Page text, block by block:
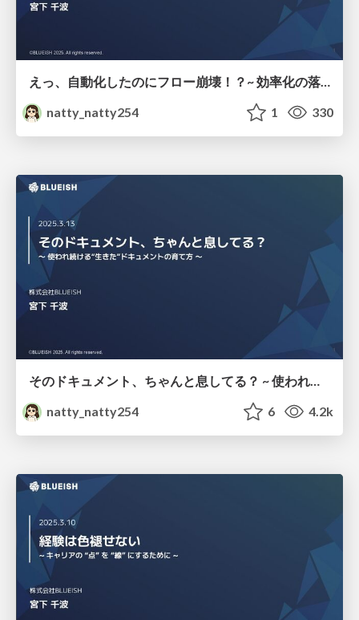
えっ、自動化したのにフロー崩壊！？~ 効率化の落とし穴！ 本当に必要だったのは◯◯だった ~
natty_natty254
1 330
natty_natty254
6 4.2k